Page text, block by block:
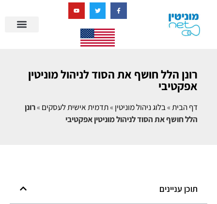
רונן הלל חושף את הסוד לניהול מוניטין
אפקטיבי
דף הבית»בלוג ניהול מוניטין »תדמית אישית לעסקים »רונן
הלל חושף את הסוד לניהול מוניטין אפקטיבי
תוכן עניינים